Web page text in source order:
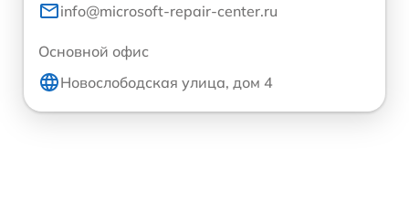
info@microsoft-repair-center.ru
Основной офис
Новослободская улица, дом 4